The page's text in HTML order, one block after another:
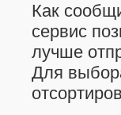
Как
сервис
лучше
Для